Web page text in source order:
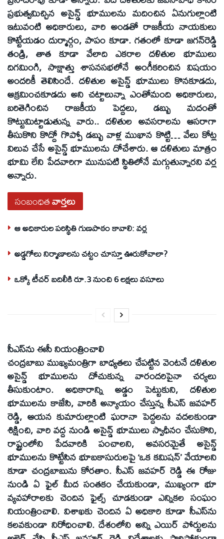
ప్రభుత్వమిచ్చిన అసైన్డ్‌ భూములను మదించిన ఏనుగుల్లాంటి
ఇటువంటి అధికారులు, వారి అండతో రాజకీయ నాయకులు
కొట్టేయడం దుర్మార్గం, పాపం కూడా. గతంలో కూడా జగన్‌రెడ్డి
తండ్రి, తాత కూడా వేలాది ఎకరాల దళితుల భూములు
దిగమింగి, సాక్షాత్తు శాసనసభలోనే అంగీకరించిన విషయం
అందరికీ తెలిసిందే. దళితుల అసైన్డ్‌ భూములు కొనకూడదు,
ఆక్రమించకూడదు అని చట్టాలున్నా ఎంతోమంది అధికారులు,
బరితెగించిన రాజకీయ పెద్దలు, డబ్బు మదంతో
కొట్టుమిట్టాడుతున్న వారు.. దళితుల అవసరాలను ఆసరాగా
తీసుకొని కొద్దో గొప్పో డబ్బు వాళ్ల ముఖాన కొట్టి… వేలు కోట్ల
విలువ చేసే అసైన్డ్‌ భూములను దోచేశారు. ఆ దళితులు మాత్రం
భూమి లేని పేదవారిగా మునుపటి స్థితిలోనే మగ్గుతున్నారని వర్ల
అన్నారు.
సంబంధితవార్తలు
ఆ అధికారుల పరిస్థితి గుణపాఠం కావాలి: వర్ల
అడ్డగోలు నిర్మాణాలను చట్టం చూస్తూ ఊరుకోవాలా?
ఒక్కో టీచర్‌ బదిలీకి రూ.3 నుంచి 6 లక్షలు వసూలు
సీఎస్‌ను ఈసీ నియంత్రించాలి
చంద్రబాబు ముఖ్యమంత్రిగా బాధ్యతలు చేపట్టిన వెంటనే దళితుల
అసైన్డ్‌ భూములను దోచుకున్న వారందరిపైనా చర్యలు
తీసుకుంటాం. అధికారాన్ని అడ్డం పెట్టుకుని, దళితుల
భూములను కాజేసి, వారికి అన్యాయం చేస్తున్న సీఎస్‌ జవహర్‌
రెడ్డి, ఆయన కుమారుల్లాంటి ఘరానా పెద్దలను వదలకుండా
శిక్షించి, వారి వద్ద నుండి అసైన్డ్‌ భూములు స్వాధీనం చేసుకొని,
రాష్ట్రంలోని పేదవారికి పంచాలని, అవసరమైతే అసైన్డ్‌
భూములను కొట్టేసిన భూబకాసురులపై ‘ఒక కమిషన్‌’ వేయాలని
కూడా చంద్రబాబును కోరతాం. సీఎస్‌ జవహర్‌ రెడ్డి ఈ రోజు
నుండి ఏ ఫైల్‌ మీద సంతకం చేయకుండా, ముఖ్యంగా భూ
వ్యవహారాలకు చెందిన ఫైల్స్‌ చూడకుండా ఎన్నికల సంఘం
నియంత్రించాలి. విశాఖకు చెందిన ఏ అధికారి కూడా సీఎస్‌ను
కలవకుండా నిరోధించాలి. దేశంలోని అన్ని ఎయిర్‌ పోర్టులను